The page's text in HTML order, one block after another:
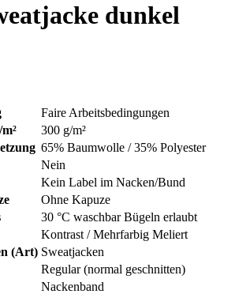
dunkel
Faire Arbeitsbedingungen
300 g/m²
65% Baumwolle / 35% Polyester
Nein
Kein Label im Nacken/Bund
Ohne Kapuze
30 °C waschbar Bügeln erlaubt
Kontrast / Mehrfarbig Meliert
(Art) Sweatjacken
Regular (normal geschnitten)
Nackenband